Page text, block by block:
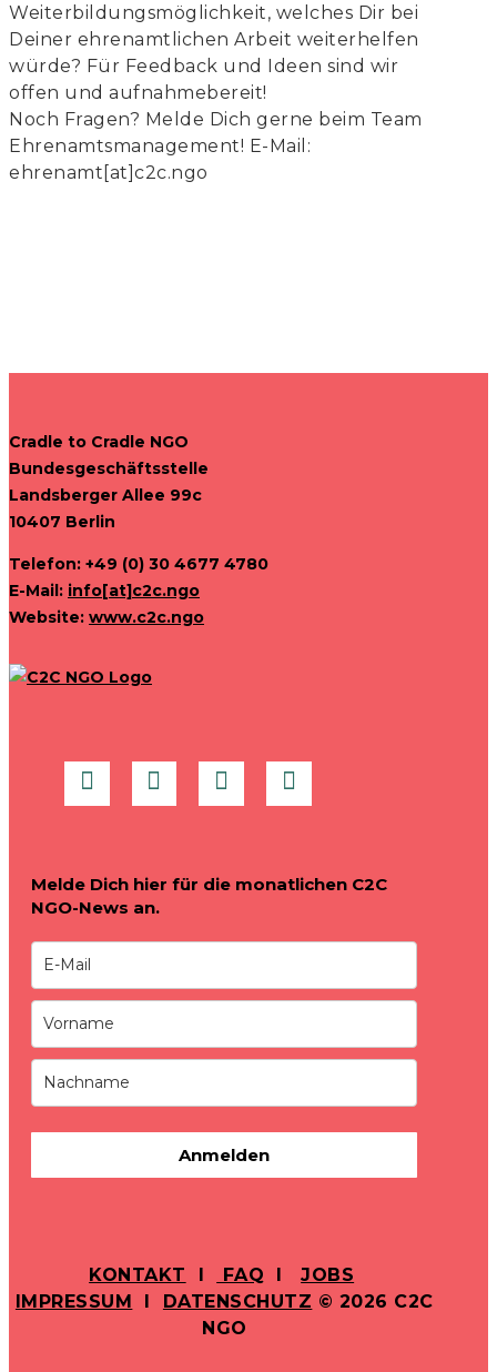
Weiterbildungsmöglichkeit, welches Dir bei
Deiner ehrenamtlichen Arbeit weiterhelfen
würde? Für Feedback und Ideen sind wir
offen und aufnahmebereit!
Noch Fragen? Melde Dich gerne beim Team
Ehrenamtsmanagement! E-Mail:
ehrenamt[at]c2c.ngo
Cradle to Cradle NGO
Bundesgeschäftsstelle
Landsberger Allee 99c
10407 Berlin
Telefon: +49 (0) 30 4677 4780
E-Mail: info[at]c2c.ngo
Website: www.c2c.ngo
Melde Dich hier für die monatlichen C2C
NGO-News an.
Anmelden
KONTAKT FAQ IJOBS
IMPRESSUM
DATENSCHUTZ © 2026 C2C
NGO